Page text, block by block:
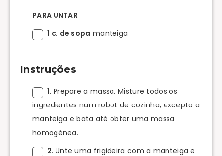
PARA UNTAR
1 c. de sopa manteiga
Instruções
1. Prepare a massa. Misture todos os
ingredientes num robot de cozinha, excepto a
manteiga e bata até obter uma massa
homogénea.
2. Unte uma frigideira com a manteiga e